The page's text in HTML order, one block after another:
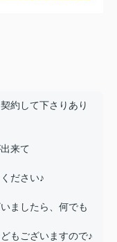
約して下さりあり
来て
ださい♪
ましたら、何でも
もございますので♪